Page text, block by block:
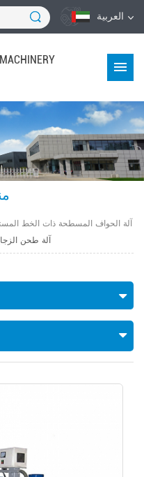
العربية
آلة الحواف المسطحة ذات الخط
آلة طحن